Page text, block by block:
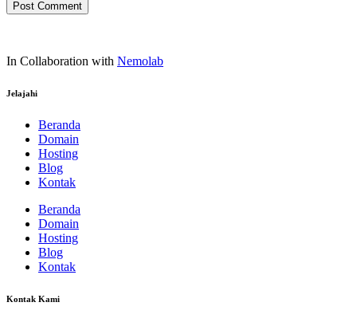
In Collaboration with Nemolab
Jelajahi
Beranda
Domain
Hosting
Blog
Kontak
Beranda
Domain
Hosting
Blog
Kontak
Kontak Kami